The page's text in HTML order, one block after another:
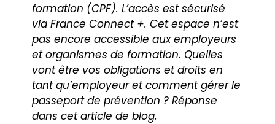
formation (CPF). L’accès est sécurisé
via France Connect +. Cet espace n’est
pas encore accessible aux employeurs
et organismes de formation. Quelles
vont être vos obligations et droits en
tant qu’employeur et comment gérer le
passeport de prévention ? Réponse
dans cet article de blog.